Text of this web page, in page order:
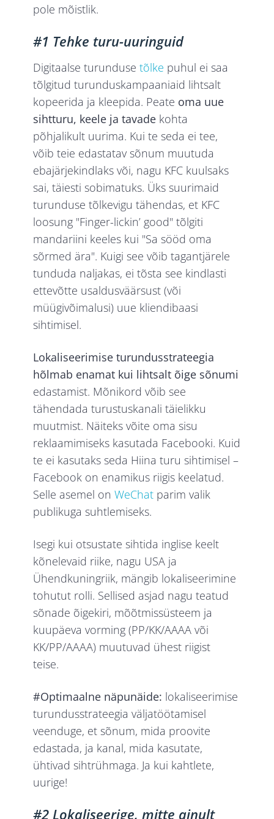
pole mõistlik.
#1 Tehke turu-uuringuid
Digitaalse turundusetõlke puhul ei saa
tõlgitud turunduskampaaniaid lihtsalt
kopeerida ja kleepida. Peate oma uue
sihtturu, keele ja tavade kohta
põhjalikult uurima. Kui te seda ei tee,
võib teie edastatav sõnum muutuda
ebajärjekindlaks või, nagu KFC kuulsaks
sai, täiesti sobimatuks. Üks suurimaid
turunduse tõlkevigu tähendas, et KFC
loosung "Finger-lickin’ good" tõlgiti
mandariini keeles kui "Sa sööd oma
sõrmed ära". Kuigi see võib tagantjärele
tunduda naljakas, ei tõsta see kindlasti
ettevõtte usaldusväärsust (või
müügivõimalusi) uue kliendibaasi
sihtimisel.
Lokaliseerimise turundusstrateegia
hõlmab enamat kui lihtsalt õige sõnumi
edastamist. Mõnikord võib see
tähendada turustuskanali täielikku
muutmist. Näiteks võite oma sisu
reklaamimiseks kasutada Facebooki. Kuid
te ei kasutaks seda Hiina turu sihtimisel –
Facebook on enamikus riigis keelatud.
Selle asemel onWeChat parim valik
publikuga suhtlemiseks.
Isegi kui otsustate sihtida inglise keelt
kõnelevaid riike, nagu USA ja
Ühendkuningriik, mängib lokaliseerimine
tohutut rolli. Sellised asjad nagu teatud
sõnade õigekiri, mõõtmissüsteem ja
kuupäeva vorming (PP/KK/AAAA või
KK/PP/AAAA) muutuvad ühest riigist
teise.
#Optimaalne näpunäide: lokaliseerimise
turundusstrateegia väljatöötamisel
veenduge, et sõnum, mida proovite
edastada, ja kanal, mida kasutate,
ühtivad sihtrühmaga. Ja kui kahtlete,
uurige!
#2 Lokaliseerige, mitte ainult